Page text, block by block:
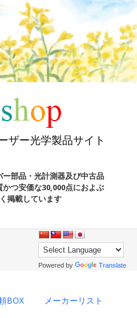
ザー光学製品サイト
部品・光計測器及び中古品
つ安価な30,000点におよぶ
掲載しています
Powered by Translate
BOX メーカーリスト